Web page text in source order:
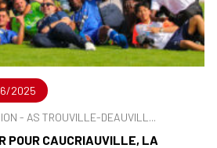
2025
- AS TROUVILLE-DEAUVILL...
POUR CAUCRIAUVILLE, LA